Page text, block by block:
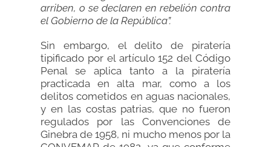
arriben, o se declaren en rebelión contra
el Gobierno de la República”.
Sin embargo, el delito de piratería
tipificado por el artículo 152 del Código
Penal se aplica tanto a la piratería
practicada en alta mar, como a los
delitos cometidos en aguas nacionales,
y en las costas patrias, que no fueron
regulados por las Convenciones de
Ginebra de 1958, ni mucho menos por la